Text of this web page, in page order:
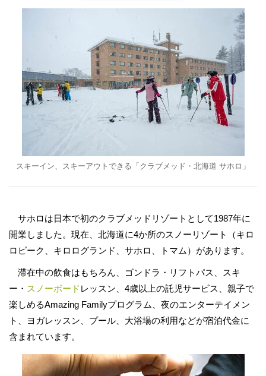
スキーイン、スキーアウトできる「クラブメッド・北海道 サホロ」
サホロは日本で初のクラブメッドリゾートとして1987年に
開業しました。現在、北海道に4か所のスノーリゾート（キロ
ロピーク、キロログランド、サホロ、トマム）があります。
滞在中の飲食はもちろん、ゴンドラ・リフトパス、スキ
ー・ スノーボード レッスン、4歳以上の託児サービス、親子で
楽しめるAmazing Familyプログラム、夜のエンターテイメン
ト、ヨガレッスン、プール、大浴場の利用などが宿泊代金に
含まれています。